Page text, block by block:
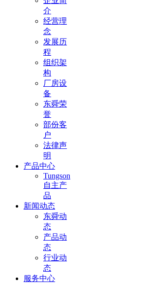
介
经营理
念
发展历
程
组织架
构
厂房设
备
东舜荣
誉
部份客
户
法律声
明
产品中心
Tungson
自主产
品
新闻动态
东舜动
态
产品动
态
行业动
态
服务中心